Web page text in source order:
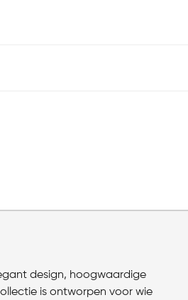
design, hoogwaardige
is ontworpen voor wie